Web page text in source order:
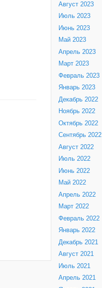
Август 2023
Июль 2023
Июнь 2023
Май 2023
Апрель 2023
Март 2023
Февраль 2023
Январь 2023
Декабрь 2022
Ноябрь 2022
Октябрь 2022
Сентябрь 2022
Август 2022
Июль 2022
Июнь 2022
Май 2022
Апрель 2022
Март 2022
Февраль 2022
Январь 2022
Декабрь 2021
Август 2021
Июль 2021
Апрель 2021